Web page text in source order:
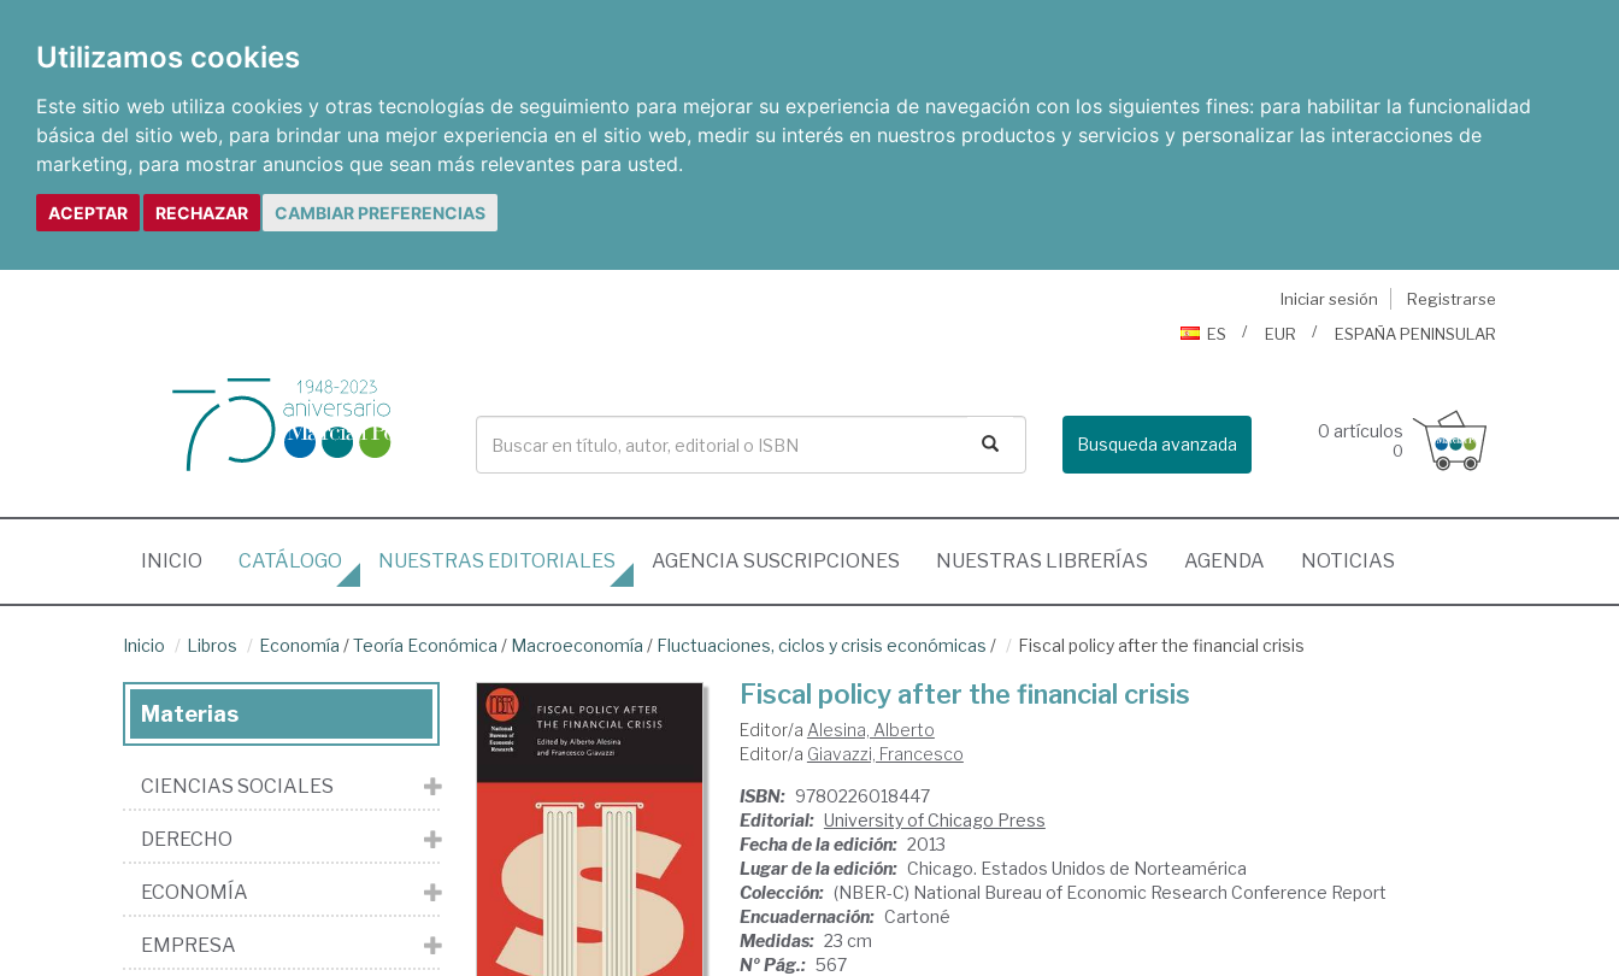
Utilizamos cookies
Este sitio web utiliza cookies y otras tecnologías de seguimiento para mejorar su experiencia de navegación con los siguientes fines: para habilitar la funcionalidad
básica del sitio web, para brindar una mejor experiencia en el sitio web, medir su interés en nuestros productos y servicios y personalizar las interacciones de
marketing, para mostrar anuncios que sean más relevantes para usted.
ACEPTAR RECHAZAR CAMBIAR PREFERENCIAS
Iniciar sesión
Registrarse
ES
EUR ESPAÑA PENINSULAR
Busqueda avanzada
0 artículos
0
INICIO (CURRENT)
CATÁLOGO NUESTRAS EDITORIALES AGENCIA SUSCRIPCIONES NUESTRAS LIBRERÍAS AGENDA NOTICIAS
Inicio Libros Economía /Teoría Económica / Macroeconomía / Fluctuaciones, ciclos y crisis económicas / Fiscal policy after the financial crisis
Fiscal policy after the financial crisis
Editor/a Alesina, Alberto
Editor/a Giavazzi, Francesco
ISBN: 9780226018447
Editorial: University of Chicago Press
Fecha de la edición: 2013
Lugar de la edición: Chicago. Estados Unidos de Norteamérica
Colección: (NBER-C) National Bureau of Economic Research Conference Report
Encuadernación: Cartoné
Medidas: 23 cm
Nº Pág.: 567
Materias
CIENCIAS SOCIALES
DERECHO
ECONOMÍA
EMPRESA